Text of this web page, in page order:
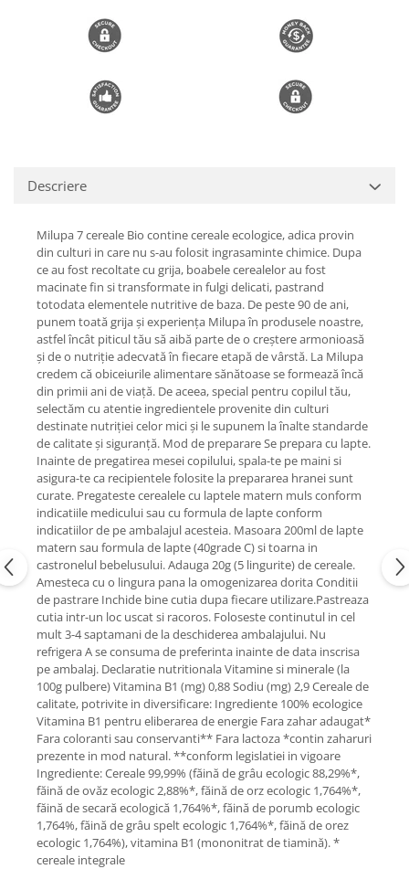
Trimmere si Fierastrae
Uscătoare de Păr
Descriere
Milupa 7 cereale Bio contine cereale ecologice, adica provin
din culturi in care nu s-au folosit ingrasaminte chimice. Dupa
ce au fost recoltate cu grija, boabele cerealelor au fost
macinate fin si transformate in fulgi delicati, pastrand
totodata elementele nutritive de baza. De peste 90 de ani,
punem toată grija şi experienţa Milupa în produsele noastre,
astfel încât piticul tău să aibă parte de o creştere armonioasă
şi de o nutriţie adecvată în fiecare etapă de vârstă. La Milupa
credem că obiceiurile alimentare sănătoase se formează încă
din primii ani de viaţă. De aceea, special pentru copilul tău,
selectăm cu atentie ingredientele provenite din culturi
destinate nutriţiei celor mici şi le supunem la înalte standarde
de calitate şi siguranţă. Mod de preparare Se prepara cu lapte.
Inainte de pregatirea mesei copilului, spala-te pe maini si
asigura-te ca recipientele folosite la prepararea hranei sunt
curate. Pregateste cerealele cu laptele matern muls conform
indicatiile medicului sau cu formula de lapte conform
indicatiilor de pe ambalajul acesteia. Masoara 200ml de lapte
matern sau formula de lapte (40grade C) si toarna in
castronelul bebelusului. Adauga 20g (5 lingurite) de cereale.
Amesteca cu o lingura pana la omogenizarea dorita Conditii
de pastrare Inchide bine cutia dupa fiecare utilizare.Pastreaza
cutia intr-un loc uscat si racoros. Foloseste continutul in cel
mult 3-4 saptamani de la deschiderea ambalajului. Nu
refrigera A se consuma de preferinta inainte de data inscrisa
pe ambalaj. Declaratie nutritionala Vitamine si minerale (la
100g pulbere) Vitamina B1 (mg) 0,88 Sodiu (mg) 2,9 Cereale de
calitate, potrivite in diversificare: Ingrediente 100% ecologice
Vitamina B1 pentru eliberarea de energie Fara zahar adaugat*
Fara coloranti sau conservanti** Fara lactoza *contin zaharuri
prezente in mod natural. **conform legislatiei in vigoare
Ingrediente: Cereale 99,99% (făină de grâu ecologic 88,29%*,
făină de ovăz ecologic 2,88%*, făină de orz ecologic 1,764%*,
făină de secară ecologică 1,764%*, făină de porumb ecologic
1,764%, făină de grâu spelt ecologic 1,764%*, făină de orez
ecologic 1,764%), vitamina B1 (mononitrat de tiamină). *
cereale integrale